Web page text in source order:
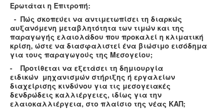
Ερωτάται η Επιτροπή:
- Πώς σκοπεύει να αντιμετωπίσει τη διαρκώς
αυξανόμενη μεταβλητότητα των τιμών και της
παραγωγής ελαιολάδου που προκαλεί η κλιματική
κρίση, ώστε να διασφαλιστεί ένα βιώσιμο εισόδημα
για τους παραγωγούς της Μεσογείου;
- Προτίθεται να εξετάσει τη δημιουργία
ειδικών μηχανισμών στήριξης ή εργαλείων
διαχείρισης κινδύνου για τις μεσογειακές
δενδρώδεις καλλιέργειες, ιδίως για την
ελαιοκαλλιέργεια, στο πλαίσιο της νέας ΚΑΠ;